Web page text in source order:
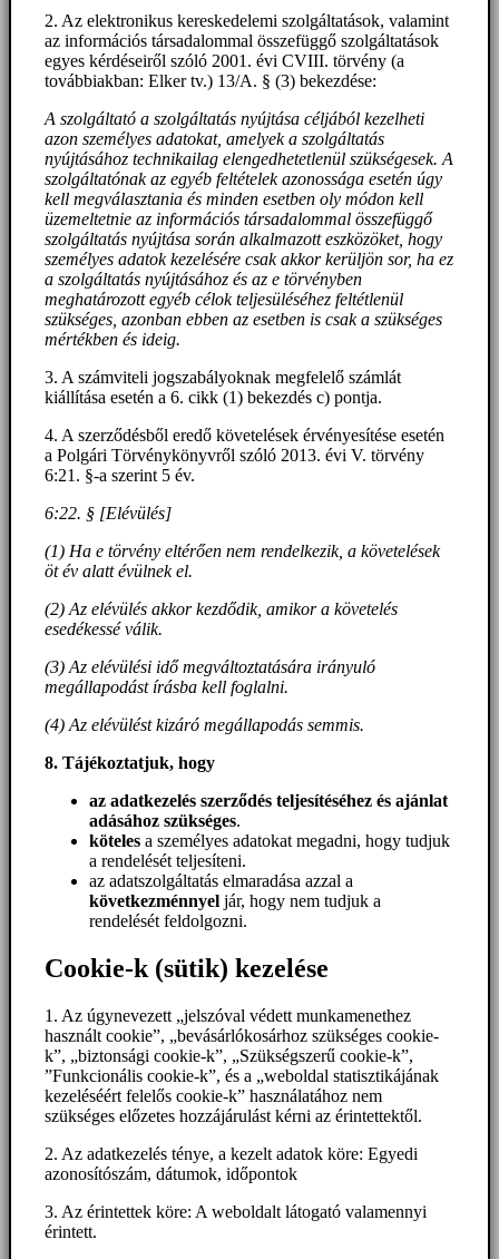
2. Az elektronikus kereskedelemi szolgáltatások, valamint
az információs társadalommal összefüggő szolgáltatások
egyes kérdéseiről szóló 2001. évi CVIII. törvény (a
továbbiakban: Elker tv.) 13/A. § (3) bekezdése:
A szolgáltató a szolgáltatás nyújtása céljából kezelheti
azon személyes adatokat, amelyek a szolgáltatás
nyújtásához technikailag elengedhetetlenül szükségesek. A
szolgáltatónak az egyéb feltételek azonossága esetén úgy
kell megválasztania és minden esetben oly módon kell
üzemeltetnie az információs társadalommal összefüggő
szolgáltatás nyújtása során alkalmazott eszközöket, hogy
személyes adatok kezelésére csak akkor kerüljön sor, ha ez
a szolgáltatás nyújtásához és az e törvényben
meghatározott egyéb célok teljesüléséhez feltétlenül
szükséges, azonban ebben az esetben is csak a szükséges
mértékben és ideig.
3. A számviteli jogszabályoknak megfelelő számlát
kiállítása esetén a 6. cikk (1) bekezdés c) pontja.
4. A szerződésből eredő követelések érvényesítése esetén
a Polgári Törvénykönyvről szóló 2013. évi V. törvény
6:21. §-a szerint 5 év.
6:22. § [Elévülés]
(1) Ha e törvény eltérően nem rendelkezik, a követelések
öt év alatt évülnek el.
(2) Az elévülés akkor kezdődik, amikor a követelés
esedékessé válik.
(3) Az elévülési idő megváltoztatására irányuló
megállapodást írásba kell foglalni.
(4) Az elévülést kizáró megállapodás semmis.
8. Tájékoztatjuk, hogy
az adatkezelés szerződés teljesítéséhez és ajánlat
adásához szükséges.
köteles a személyes adatokat megadni, hogy tudjuk
a rendelését teljesíteni.
az adatszolgáltatás elmaradása azzal a
következménnyel jár, hogy nem tudjuk a
rendelését feldolgozni.
Cookie-k (sütik) kezelése
1. Az úgynevezett „jelszóval védett munkamenethez
használt cookie”, „bevásárlókosárhoz szükséges cookie-
k”, „biztonsági cookie-k”, „Szükségszerű cookie-k”,
”Funkcionális cookie-k”, és a „weboldal statisztikájának
kezeléséért felelős cookie-k” használatához nem
szükséges előzetes hozzájárulást kérni az érintettektől.
2. Az adatkezelés ténye, a kezelt adatok köre: Egyedi
azonosítószám, dátumok, időpontok
3. Az érintettek köre: A weboldalt látogató valamennyi
érintett.